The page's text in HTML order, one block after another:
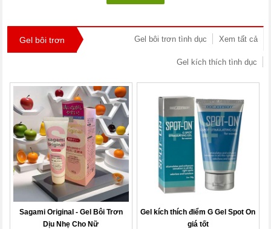
Gel bôi trơn Xem tất cả
Gel bôi trơn tình dục
Gel kích thích tình dục
Sagami Original - Gel Bôi Trơn
Dịu Nhẹ Cho Nữ
Gel kích thích điểm G Gel Spot On
giá tốt